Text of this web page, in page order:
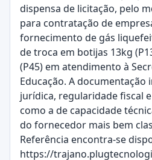
dispensa de licitação, pelo
para contratação de
fornecimento de gás
de troca em botijas 13kg
(P45) em atendimento à
Educação. A documentação
jurídica, regularidade fiscal
como a de capacidade
do fornecedor mais bem
Referência encontra-se
https://